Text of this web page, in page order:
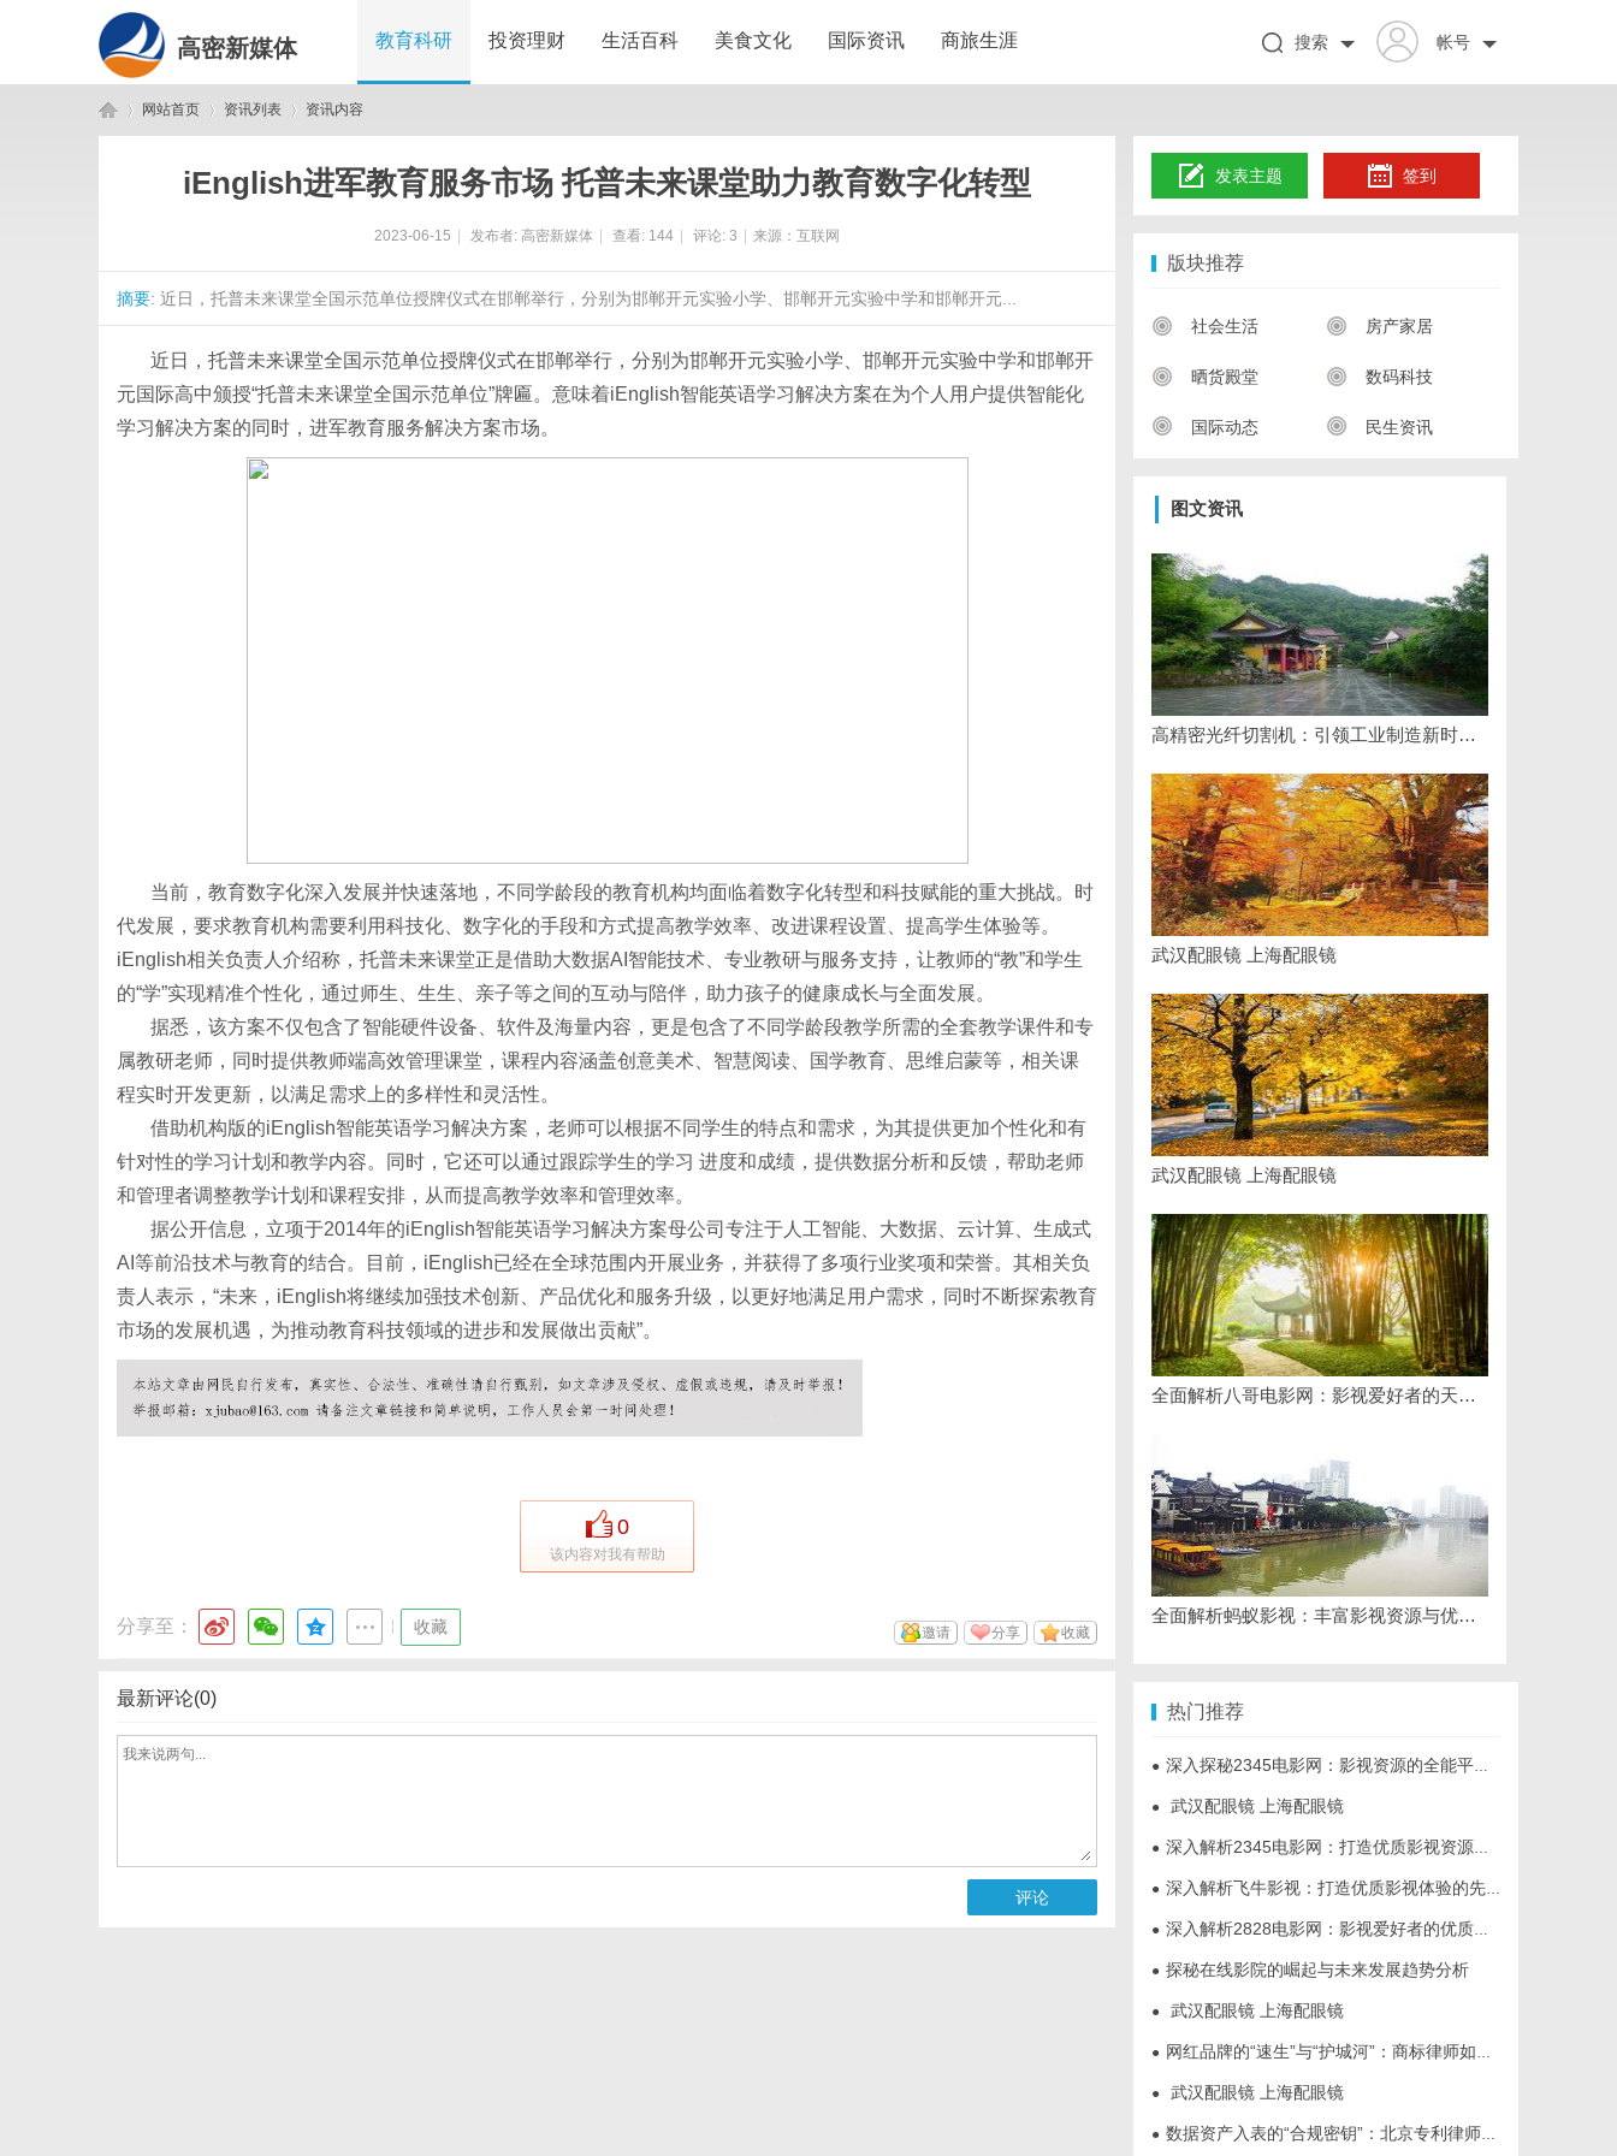
高密新媒体 教育科研 投资理财 生活百科 美食文化 国际资讯 商旅生涯 帐号
搜索
网站首页 资讯列表 资讯内容
iEnglish进军教育服务市场 托普未来课堂助力教育数字化转型
2023-06-15 发布者: 高密新媒体 查看: 144 评论: 3 来源：互联网
摘要: 近日，托普未来课堂全国示范单位授牌仪式在邯郸举行，分别为邯郸开元实验小学、邯郸开元实验中学和邯郸开元...
近日，托普未来课堂全国示范单位授牌仪式在邯郸举行，分别为邯郸开元实验小学、邯郸开元实验中学和邯郸开
元国际高中颁授“托普未来课堂全国示范单位”牌匾。意味着iEnglish智能英语学习解决方案在为个人用户提供智能化
学习解决方案的同时，进军教育服务解决方案市场。
当前，教育数字化深入发展并快速落地，不同学龄段的教育机构均面临着数字化转型和科技赋能的重大挑战。时
代发展，要求教育机构需要利用科技化、数字化的手段和方式提高教学效率、改进课程设置、提高学生体验等。
iEnglish相关负责人介绍称，托普未来课堂正是借助大数据AI智能技术、专业教研与服务支持，让教师的“教”和学生
的“学”实现精准个性化，通过师生、生生、亲子等之间的互动与陪伴，助力孩子的健康成长与全面发展。
据悉，该方案不仅包含了智能硬件设备、软件及海量内容，更是包含了不同学龄段教学所需的全套教学课件和专
属教研老师，同时提供教师端高效管理课堂，课程内容涵盖创意美术、智慧阅读、国学教育、思维启蒙等，相关课
程实时开发更新，以满足需求上的多样性和灵活性。
借助机构版的iEnglish智能英语学习解决方案，老师可以根据不同学生的特点和需求，为其提供更加个性化和有
针对性的学习计划和教学内容。同时，它还可以通过跟踪学生的学习 进度和成绩，提供数据分析和反馈，帮助老师
和管理者调整教学计划和课程安排，从而提高教学效率和管理效率。
据公开信息，立项于2014年的iEnglish智能英语学习解决方案母公司专注于人工智能、大数据、云计算、生成式
AI等前沿技术与教育的结合。目前，iEnglish已经在全球范围内开展业务，并获得了多项行业奖项和荣誉。其相关负
责人表示，“未来，iEnglish将继续加强技术创新、产品优化和服务升级，以更好地满足用户需求，同时不断探索教育
市场的发展机遇，为推动教育科技领域的进步和发展做出贡献”。
0
该内容对我有帮助
分享至： 收藏 收藏
分享
邀请
最新评论(0)
评论
发表主题 签到
版块推荐
社会生活 房产家居
晒货殿堂 数码科技
国际动态 民生资讯
图文资讯
高精密光纤切割机：引领工业制造新时代的利器
武汉配眼镜 上海配眼镜
武汉配眼镜 上海配眼镜
全面解析八哥电影网：影视爱好者的天堂与资源宝库
全面解析蚂蚁影视：丰富影视资源与优质观影体验的新时代平台
热门推荐
● 深入探秘2345电影网：影视资源的全能平台解析
● 武汉配眼镜 上海配眼镜
● 深入解析2345电影网：打造优质影视资源的平台优势与功能详解
● 深入解析飞牛影视：打造优质影视体验的先锋平台
● 深入解析2828电影网：影视爱好者的优质选择平台
● 探秘在线影院的崛起与未来发展趋势分析
● 武汉配眼镜 上海配眼镜
● 网红品牌的“速生”与“护城河”：商标律师如何破解流量变现的知产焦虑
● 武汉配眼镜 上海配眼镜
● 数据资产入表的“合规密钥”：北京专利律师如何为数据知识产权登记扫清障碍